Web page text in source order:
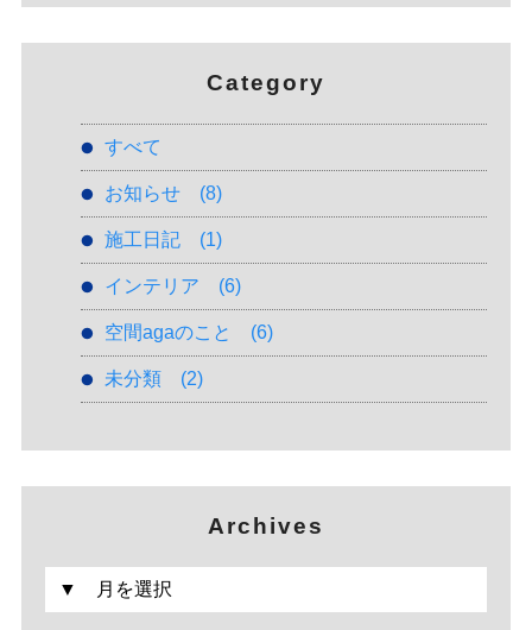
Category
すべて
お知らせ (8)
施工日記 (1)
インテリア (6)
空間agaのこと (6)
未分類 (2)
Archives